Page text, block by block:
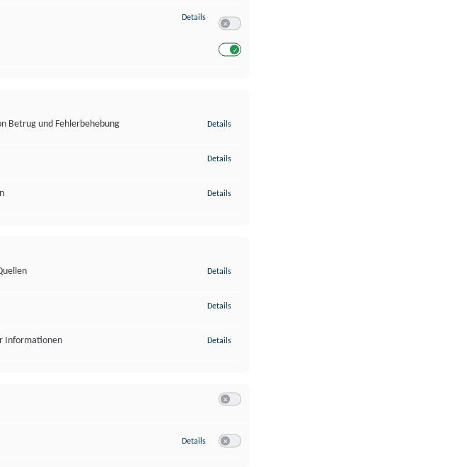
Details zu Entwicklung und Verbesserung der Angebote
Betrug und Fehlerbehebung
Details
Details
Details
Details
Details
Informationen Details
Details zu Google Analytics